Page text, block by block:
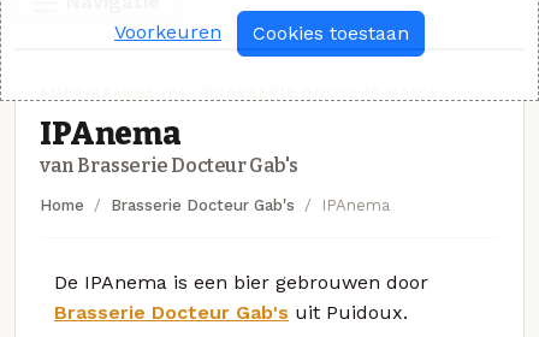
IPAnema
van Brasserie Docteur Gab's
Home Brasserie Docteur Gab's IPAnema
De IPAnema is een bier gebrouwen door
Brasserie Docteur Gab's uit Puidoux.
Voorkeuren Cookies toestaan